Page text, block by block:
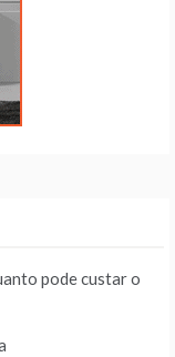
pode custar o